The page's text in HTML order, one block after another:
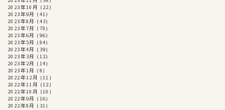
2023年10月 (22)
2023年9月 (41)
2023年8月 (43)
2023年7月 (70)
2023年6月 (96)
2023年5月 (84)
2023年4月 (39)
2023年3月 (12)
2023年2月 (14)
2023年1月 (8)
2022年12月 (11)
2022年11月 (12)
2022年10月 (10)
2022年9月 (16)
2022年8月 (31)